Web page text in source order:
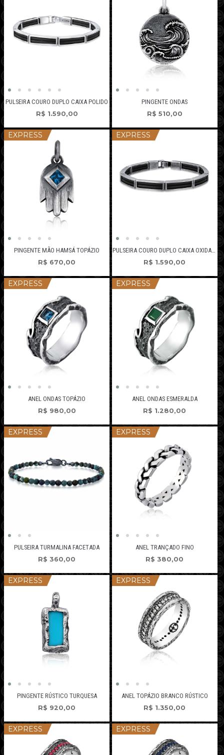
PULSEIRA COURO DUPLO CAIXA POLIDO
R$ 1.590,00
PINGENTE ONDAS
R$ 510,00
EXPRESS
PINGENTE MÃO HAMSÁ TOPÁZIO
R$ 670,00
EXPRESS
PULSEIRA COURO DUPLO CAIXA OXIDADO
R$ 1.590,00
EXPRESS
ANEL ONDAS TOPÁZIO
R$ 980,00
EXPRESS
ANEL ONDAS ESMERALDA
R$ 1.280,00
EXPRESS
PULSEIRA TURMALINA FACETADA
R$ 360,00
EXPRESS
ANEL TRANÇADO FINO
R$ 380,00
EXPRESS
PINGENTE RÚSTICO TURQUESA
R$ 920,00
EXPRESS
ANEL TOPÁZIO BRANCO RÚSTICO
R$ 1.350,00
EXPRESS EXPRESS